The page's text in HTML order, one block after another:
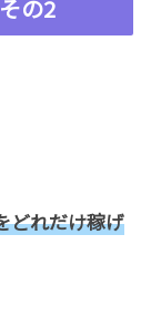
の2
どれだけ稼げ